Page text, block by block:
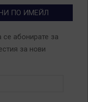
ПО ИМЕЙЛ
абонирате за
за нови